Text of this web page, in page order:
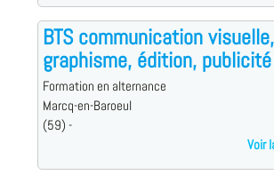
BTS communication
graphisme, édition, publicité
Formation en alternance
Marcq-en-Baroeul
(59) -
Voir